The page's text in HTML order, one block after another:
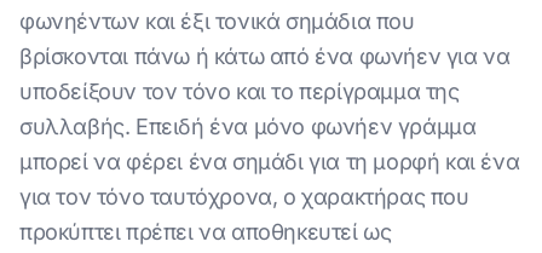
φωνηέντων και έξι τονικά σημάδια που
βρίσκονται πάνω ή κάτω από ένα φωνήεν για να
υποδείξουν τον τόνο και το περίγραμμα της
συλλαβής. Επειδή ένα μόνο φωνήεν γράμμα
μπορεί να φέρει ένα σημάδι για τη μορφή και ένα
για τον τόνο ταυτόχρονα, ο χαρακτήρας που
προκύπτει πρέπει να αποθηκευτεί ως